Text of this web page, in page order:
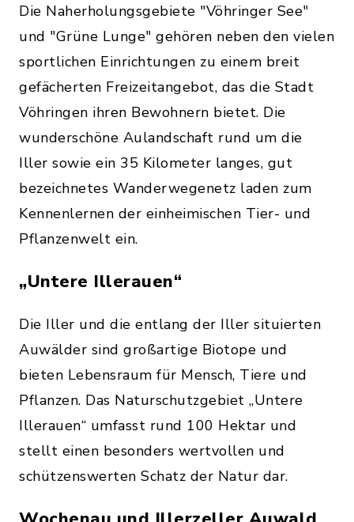
Die Naherholungsgebiete "Vöhringer See"
und "Grüne Lunge" gehören neben den vielen
sportlichen Einrichtungen zu einem breit
gefächerten Freizeitangebot, das die Stadt
Vöhringen ihren Bewohnern bietet. Die
wunderschöne Aulandschaft rund um die
Iller sowie ein 35 Kilometer langes, gut
bezeichnetes Wanderwegenetz laden zum
Kennenlernen der einheimischen Tier- und
Pflanzenwelt ein.
„Untere Illerauen“
Die Iller und die entlang der Iller situierten
Auwälder sind großartige Biotope und
bieten Lebensraum für Mensch, Tiere und
Pflanzen. Das Naturschutzgebiet „Untere
Illerauen“ umfasst rund 100 Hektar und
stellt einen besonders wertvollen und
schützenswerten Schatz der Natur dar.